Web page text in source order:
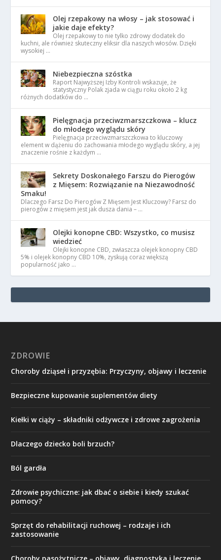
Olej rzepakowy na włosy – jak stosować i
jakie daje efekty?
Olej rzepakowy to nie tylko zdrowy dodatek do
kuchni, ale również skuteczny eliksir dla naszych włosów. Dzięki
wysokiej …
Niebezpieczna szóstka
Raport Najwyższej Izby Kontroli wskazuje, że
statystyczny Polak zjada w ciągu roku około 2 kg
różnych dodatków do …
Pielęgnacja przeciwzmarszczkowa – klucz
do młodego wyglądu skóry
Pielęgnacja przeciwzmarszczkowa to kluczowy
element w dążeniu do zachowania młodego wyglądu skóry, a jej
znaczenie rośnie z każdym …
Sekrety Doskonałego Farszu do Pierogów
z Mięsem: Rozwiązanie na Niezawodność
Smaku!
Dlaczego Farsz Do Pierogów Z Mięsem Jest Kluczowy? Farsz do
pierogów z mięsem jest jak dusza dania – …
Olejki konopne CBD: Wszystko, co musisz
wiedzieć
Olejki konopne CBD, zwłaszcza olejek konopny CBD
5% i olejek konopny CBD 10%, zyskują coraz większą
popularność jako …
ZDROWIE
Choroby dziąseł i przyzębia: Przyczyny, objawy i leczenie
Bezpieczne kupowanie suplementów diety
Kiełki w ciąży – składniki odżywcze i zdrowe zagrożenia
Dlaczego dziecko boli brzuch?
Ból gardła
Zdrowie psychiczne: jak dbać o siebie i kiedy szukać
pomocy?
Sprzęt do rehabilitacji ruchowej – rodzaje i ich
zastosowanie